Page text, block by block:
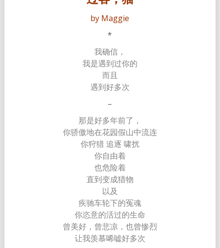
by Maggie
*
我确信，
我是遇到过你的
而且
遇到好多次
–
那是好多年前了，
你骄傲地在花园假山中流连
你狩猎 追逐 啸扰
你自由着
也危险着
直到变成猎物
以及
疾驰车轮下的冤魂
你恣意的活过的生命
曾美好，曾悲凉，也曾惨烈
让我羡慕唏嘘好多次